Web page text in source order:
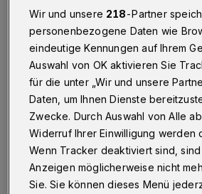
Wuppertal·Rundschau-Leserin
Dienstag (23. Februar 2021) im
und traurig über den Zustand. Sie
Appell verfasst.
24.02.2021 , 07:30 Uhr Eine Minute
Wir und unsere 218-Partner
personenbezogene Daten wie
eindeutige Kennungen auf Ihrem
Auswahl von OK aktivieren Sie
für die unter „Wir und unsere
Daten, um Ihnen Dienste
Zwecke. Durch Auswahl von Alle
Widerruf Ihrer Einwilligung werden
Wenn Tracker deaktiviert sind,
Anzeigen möglicherweise nicht
Sie. Sie können dieses Menü